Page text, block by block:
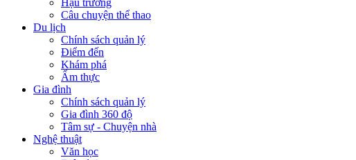
Hậu trường
Câu chuyện thể thao
Du lịch
Chính sách quản lý
Điểm đến
Khám phá
Ẩm thực
Gia đình
Chính sách quản lý
Gia đình 360 độ
Tâm sự - Chuyện nhà
Nghệ thuật
Văn học